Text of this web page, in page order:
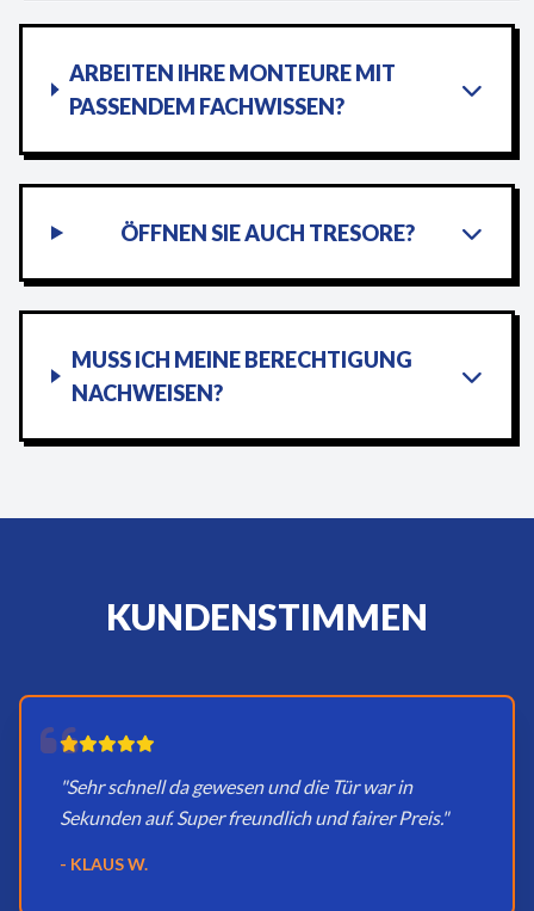
ARBEITEN IHRE MONTEURE MIT
PASSENDEM FACHWISSEN?
ÖFFNEN SIE AUCH TRESORE?
MUSS ICH MEINE BERECHTIGUNG
NACHWEISEN?
KUNDENSTIMMEN
"Sehr schnell da gewesen und die Tür war in
Sekunden auf. Super freundlich und fairer Preis."
- KLAUS W.